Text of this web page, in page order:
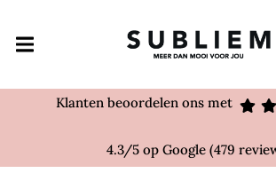
Klanten beoordelen ons met
4.3/5 op Google (479